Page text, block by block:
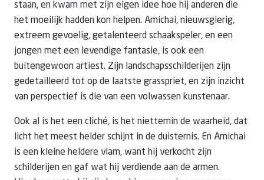
staan, en kwam met zijn eigen idee hoe hij anderen die
het moeilijk hadden kon helpen. Amichai, nieuwsgierig,
extreem gevoelig, getalenteerd schaakspeler, en een
jongen met een levendige fantasie, is ook een
buitengewoon artiest. Zijn landschapsschilderijen zijn
gedetailleerd tot op de laatste grasspriet, en zijn inzicht
van perspectief is die van een volwassen kunstenaar.
Ook al is het een cliché, is het niettemin de waarheid, dat
licht het meest helder schijnt in de duisternis. En Amichai
is een kleine heldere vlam, want hij verkocht zijn
schilderijen en gaf wat hij verdiende aan de armen.